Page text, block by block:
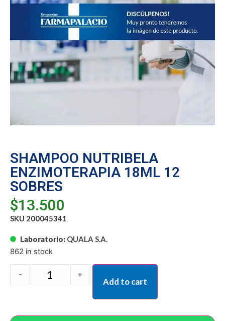
SHAMPOO NUTRIBELA
ENZIMOTERAPIA 18ML 12
SOBRES
$13.500
SKU 200045341
Laboratorio: QUALA S.A.
862 in stock
- +
Add to cart